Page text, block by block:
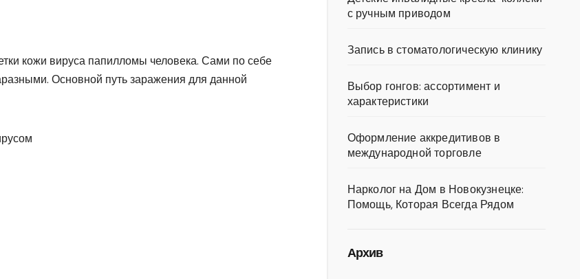
кожи вируса папилломы человека. Сами по себе
Основной путь заражения для данной
с ручным приводом
Запись в стоматологическую клинику
Выбор гонгов: ассортимент и
характеристики
Оформление аккредитивов в
международной торговле
Нарколог на Дом в Новокузнецке:
Помощь, Которая Всегда Рядом
Архив